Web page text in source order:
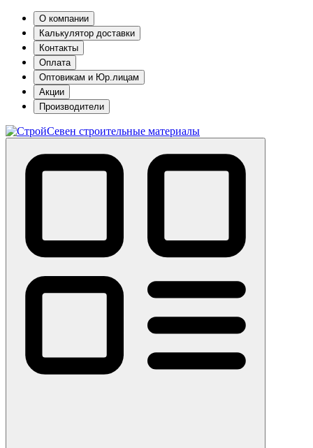
О компании
Калькулятор доставки
Контакты
Оплата
Оптовикам и Юр.лицам
Акции
Производители